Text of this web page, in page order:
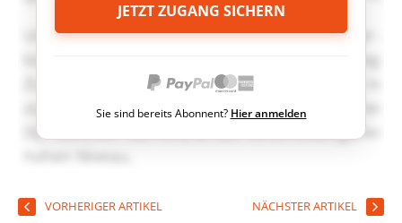
JETZT ZUGANG SICHERN
Sie sind bereits Abonnent? Hier anmelden
VORHERIGER ARTIKEL NÄCHSTER ARTIKEL